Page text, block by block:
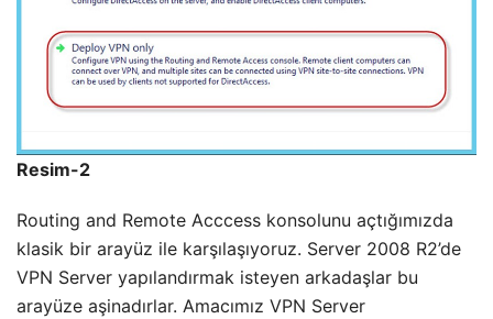
Resim-2
Routing and Remote Acccess konsolunu açtığımızda
klasik bir arayüz ile karşılaşıyoruz. Server 2008 R2’de
VPN Server yapılandırmak isteyen arkadaşlar bu
arayüze aşinadırlar. Amacımız VPN Server